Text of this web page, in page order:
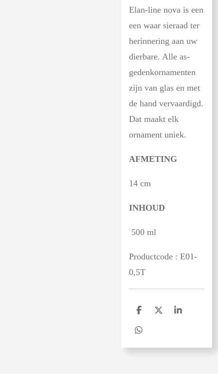
Elan-line nova is een
een waar sieraad ter
herinnering aan uw
dierbare. Alle as-
gedenkornamenten
zijn van glas en met
de hand vervaardigd.
Dat maakt elk
ornament uniek.
AFMETING
14 cm
INHOUD
500 ml
Productcode : E01-
0,5T
D
l
n
D
S
e
D